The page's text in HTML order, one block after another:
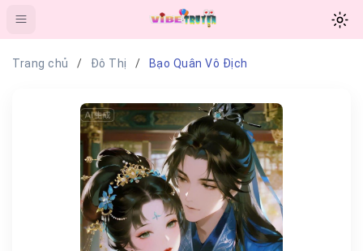
Trang chủ Đô Thị Bạo Quân Vô Địch